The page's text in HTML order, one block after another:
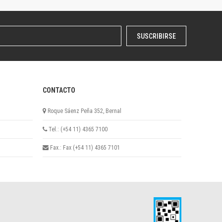
SUSCRIBIRSE
CONTACTO
Roque Sáenz Peña 352, Bernal
Tel.: (+54 11) 4365 7100
Fax.: Fax (+54 11) 4365 7101